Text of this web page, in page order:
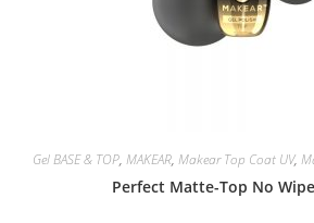
Gel BASE & TOP, MAKEAR, Makear Top Coat UV,
Perfect Matte-Top No